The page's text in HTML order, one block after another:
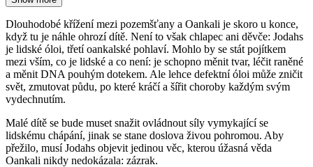
Dlouhodobé křížení mezi pozemšťany a Oankali je skoro u konce,
když tu je náhle ohrozí dítě. Není to však chlapec ani děvče: Jodahs
je lidské óloi, třetí oankalské pohlaví. Mohlo by se stát pojítkem
mezi vším, co je lidské a co není: je schopno měnit tvar, léčit raněné
a měnit DNA pouhým dotekem. Ale lehce defektní óloi může zničit
svět, zmutovat půdu, po které kráčí a šířit choroby každým svým
vydechnutím.
Malé dítě se bude muset snažit ovládnout síly vymykající se
lidskému chápání, jinak se stane doslova živou pohromou. Aby
přežilo, musí Jodahs objevit jedinou věc, kterou úžasná věda
Oankali nikdy nedokázala: zázrak.